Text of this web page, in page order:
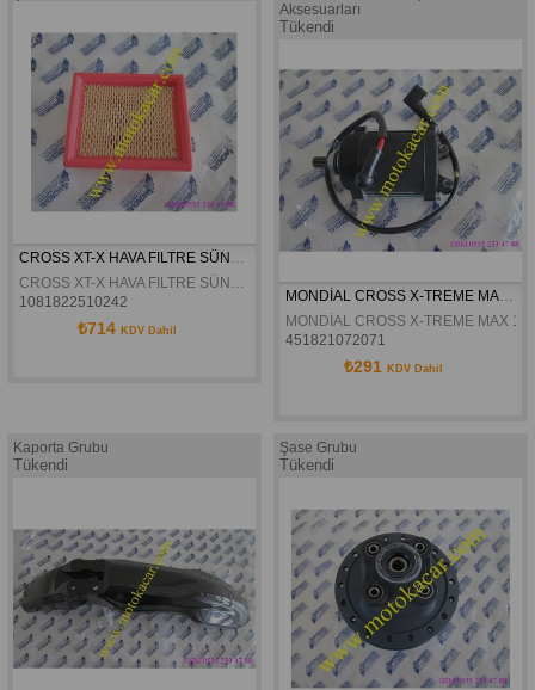
CROSS XT-X HAVA FILTRE SÜNGERI ORJINAL
CROSS XT-X HAVA FILTRE SÜNGERI ORJINAL
1081822510242
₺714 KDV Dahil
Aksesuarları
Tükendi
MONDİAL CROSS X-TREME MAX SİYAH MARŞ MOTORU ORJİNAL
MONDİAL CROSS X-TREME MAX
451821072071
₺291 KDV Dahil
Kaporta Grubu
Tükendi
Şase Grubu
Tükendi